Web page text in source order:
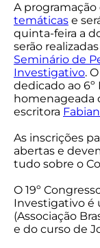
A
temáticas e
quinta-feira a
serão
Seminário de
Investigativo.
dedicado ao 6º
homenageada
escritora
As inscrições
abertas e
tudo sobre o
O 19º
Investigativo é
(Associação
e do curso de